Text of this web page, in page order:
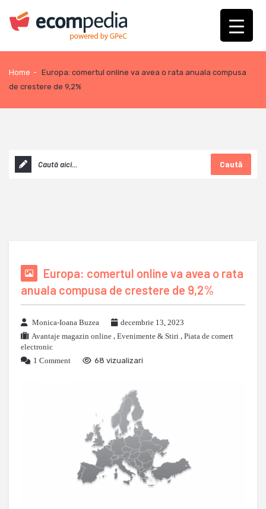
Home - Europa: comertul online va avea o rata anuala compusa
de crestere de 9,2%
Caută
Europa: comertul online va avea o rata
anuala compusa de crestere de 9,2%
Monica-Ioana Buzea
decembrie 13, 2023
Avantaje magazin online , Evenimente & Stiri , Piata de comert
electronic
1 Comment
68 vizualizari